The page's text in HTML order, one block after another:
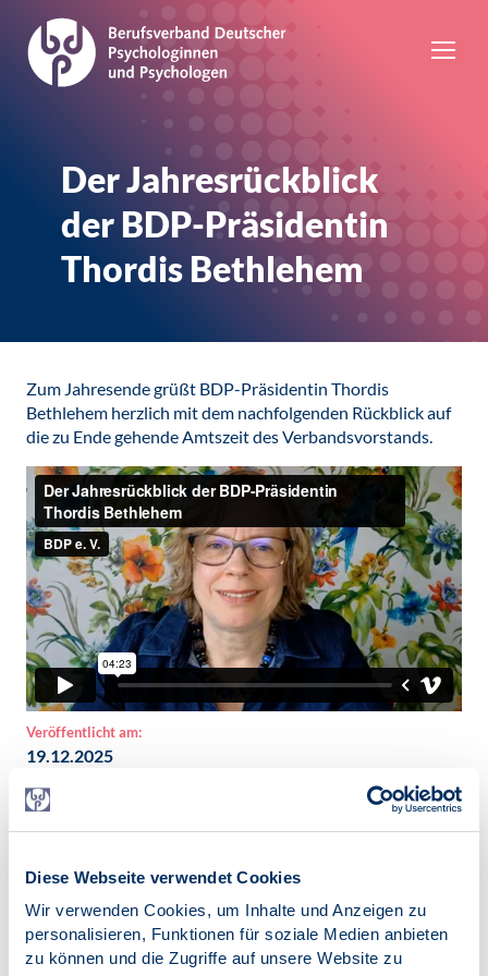
Diese Webseite verwendet Cookies
Wir verwenden Cookies, um Inhalte und Anzeigen zu
personalisieren, Funktionen für soziale Medien anbieten
zu können und die Zugriffe auf unsere Website zu
Der Jahresrückblick
der BDP-Präsidentin
Thordis Bethlehem
Zum Jahresende grüßt BDP-Präsidentin Thordis
Bethlehem herzlich mit dem nachfolgenden Rückblick auf
die zu Ende gehende Amtszeit des Verbandsvorstands.
Veröffentlicht am:
19.12.2025